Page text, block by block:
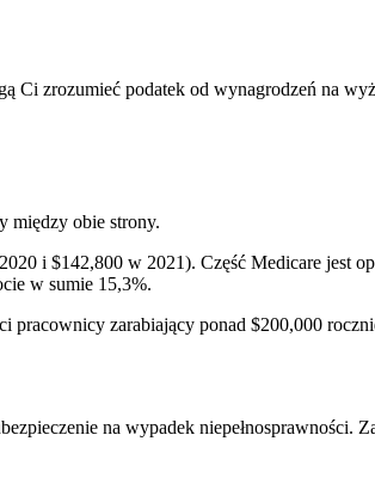
Ci zrozumieć podatek od wynagrodzeń na
między obie strony.
i $142,800 w 2021). Część Medicare jest
w sumie 15,3%.
zarabiający ponad $200,000
na wypadek niepełnosprawności.